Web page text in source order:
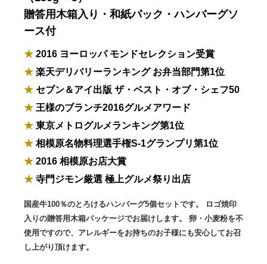
贈答用木箱入り・和紙パック・ハンバーグソ
ース付
★ 2016 ヨーロッパ モンドセレクション受賞
★ 楽天デリバリーランキング お弁当部門第1位
★ セブン＆アイ出版 ザ・ベスト・オブ・シェフ50
★ 王様のブランチ2016グルメアワード
★ 東京メトログルメランキング第1位
★ 相模原名物料理選手権S-1グランプリ第1位
★ 2016 相模原お店大賞
★ 寺門ジモン厳選 極上グルメ祭り出店
国産牛100％のとろけるハンバーグ5個セットです。
ロゴ焼印
入りの贈答用木箱パッケージでお届けします。
卵・小麦粉を不
使用ですので、アレルギーをお持ちのお子様にも安心してお召
し上がり頂けます。